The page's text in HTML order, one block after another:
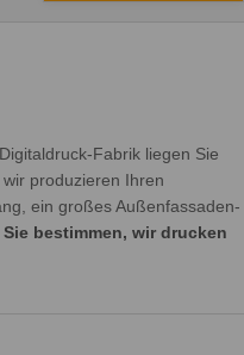
Fabrik liegen Sie
produzieren Ihren
ein großes Außenfassaden-
Sie bestimmen, wir drucken